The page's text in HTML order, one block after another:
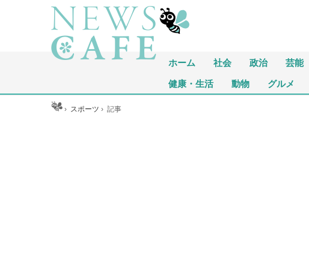
ホーム 社会 政治 芸能
健康・生活 動物 グルメ
ホーム › スポーツ ›記事